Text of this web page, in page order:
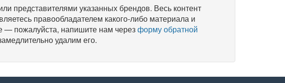
представителями указанных брендов. Весь контент
правообладателем какого-либо материала и
— пожалуйста, напишите нам черезформу обратной
удалим его.